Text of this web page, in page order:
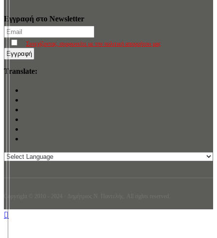
Εγγραφή στο Newsletter
Συνεχίζοντας, συμφωνείτε με την πολιτική απορρήτου μας
Translate:
Copyright © 2010 - 2024 · Δημήτριος N. Παντελής. All rights reserved.